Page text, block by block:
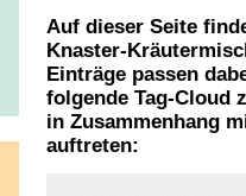
Auf dieser Seite
Knaster-
Einträge passen
folgende Tag-Cloud
in Zusammenhang
auftreten: